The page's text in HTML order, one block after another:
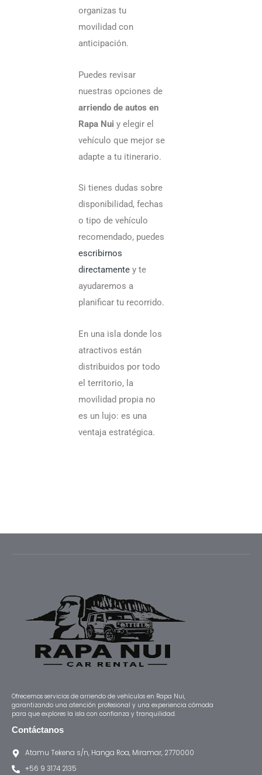
organizas tu
movilidad con
anticipación.
Puedes revisar
nuestras opciones de
arriendo de autos en
Rapa Nui y elegir el
vehículo que mejor se
adapte a tu itinerario.
Si tienes dudas sobre
disponibilidad, fechas
o tipo de vehículo
recomendado, puedes
escribirnos
directamente y te
ayudaremos a
planificar tu recorrido.
En una isla donde los
atractivos están
distribuidos por todo
el territorio, la
movilidad propia no
es un lujo: es una
ventaja estratégica.
Ofrecemos servicios de arriendo de vehículos en Rapa Nui,
garantizando una atención profesional y una experiencia cómoda
para que explores la isla con confianza y tranquilidad.
Contáctanos
Atamu Tekena s/n, Hanga Roa, Miramar, 2770000
+56 9 3174 2135